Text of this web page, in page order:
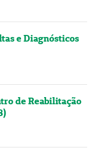
e Diagnósticos
de Reabilitação